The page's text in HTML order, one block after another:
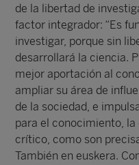
de la libertad de
factor integrador: “Es
investigar, porque sin
desarrollará la ciencia.
mejor aportación al
ampliar su área de
de la sociedad, e
para el conocimiento,
crítico, como son
También en euskera.